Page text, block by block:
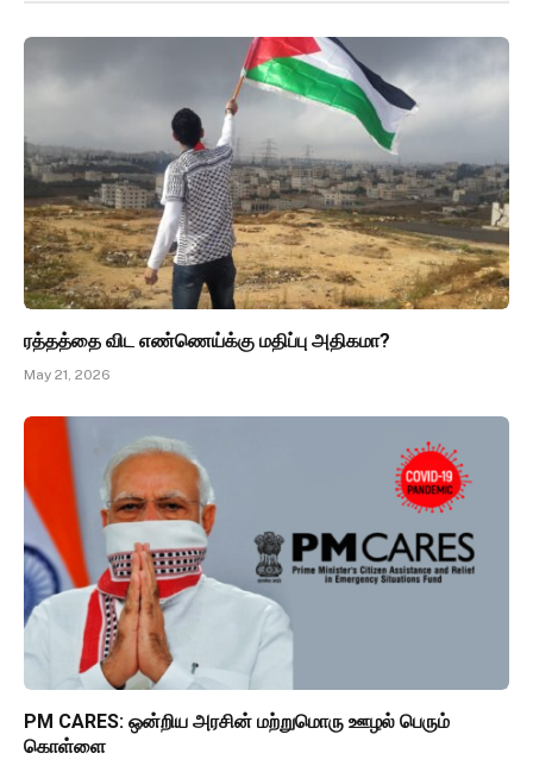
ரத்தத்தை விட எண்ணெய்க்கு மதிப்பு அதிகமா?
May 21, 2026
PM CARES: ஒன்றிய அரசின் மற்றுமொரு ஊழல் பெரும்
கொள்ளை